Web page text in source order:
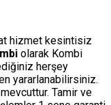
hizmet kesintisiz
olarak Kombi
herşey
yararlanabilirsiniz.
Tamir ve